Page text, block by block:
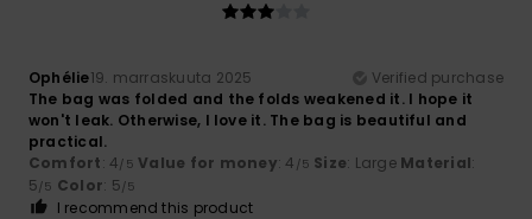
Ophélie19. marraskuuta 2025
Verified purchase
The bag was folded and the folds weakened it. I hope it
won't leak. Otherwise, I love it. The bag is beautiful and
practical.
Comfort: 4/5 Value for money: 4 /5 Size: Large Material:
5/5 Color: 5/5
I recommend this product